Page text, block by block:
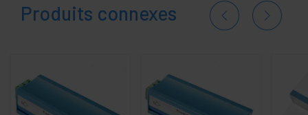
Produits connexes